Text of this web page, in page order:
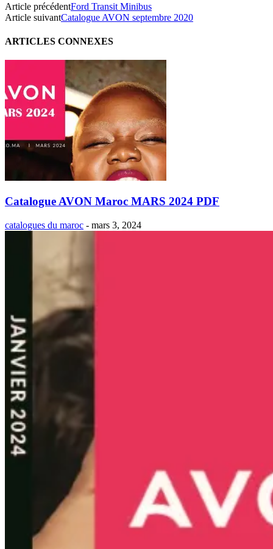
Article précédentFord Transit Minibus
Article suivantCatalogue AVON septembre 2020
ARTICLES CONNEXES
Catalogue AVON Maroc MARS 2024 PDF
catalogues du maroc - mars 3, 2024